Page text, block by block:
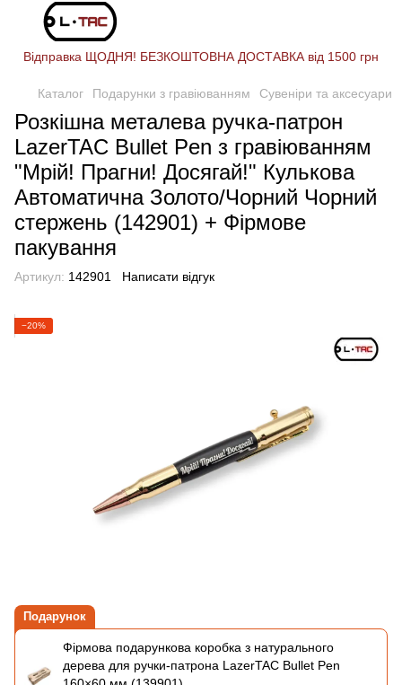
Відправка ЩОДНЯ! БЕЗКОШТОВНА ДОСТАВКА від 1500 грн
Каталог Подарунки з гравіюванням Сувеніри та аксесуари
Розкішна металева ручка-патрон
LazerTAC Bullet Pen з гравіюванням
"Мрій! Прагни! Досягай!" Кулькова
Автоматична Золото/Чорний Чорний
стержень (142901) + Фірмове
пакування
Артикул: 142901 Написати відгук
−20%
Подарунок
Фірмова подарункова коробка з натурального
дерева для ручки-патрона LazerTAC Bullet Pen